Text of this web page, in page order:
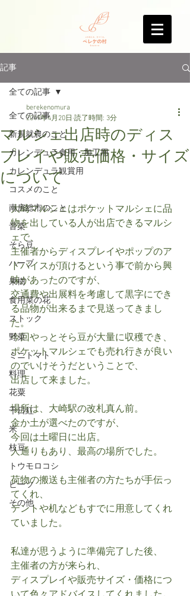
記事
全ての記事
新規就農のこと
カレンデュラ食用・加工用
カレンデュラ観賞用
コスメのこと
南房総市のこと
音楽
そら豆
ハーブ
果樹
食用菜の花
ストック
野菜
ミニトマト
料理
花粟
千日紅
米
枝豆
トウモロコシ
ビーツ
その他
全ての記事
マルシェ出店時のディス
プレイや販売価格・サイズ
について
berekenomura
2019年4月20日 読了時間: 3分
大崎マルシェはポケットマルシェに品
物を出している人が出店できるマルシ
ェで、
主催者からディスプレイやポップのア
ドバイスが頂けるという事で前から興
味があったのですが、
交通費や出展料を考慮して黒字にでき
る品物が出来るまで見送ってきまし
た。
今回やっとそら豆が大量に収穫でき、
ポケットマルシェでも売れ行きが良い
のでいけそうだということで、
出店して来ました。
場所は、大崎駅の改札真ん前。
金か土が選べたのですが、
今回は土曜日に出店。
人通りもあり、最高の場所でした。
荷物の搬送も主催者の方たちが手伝っ
てくれ、
テントや机などもすでに用意してくれ
ていました。
私達が思うように準備完了した後、
主催者の方が来られ、
ディスプレイや販売サイズ・価格につ